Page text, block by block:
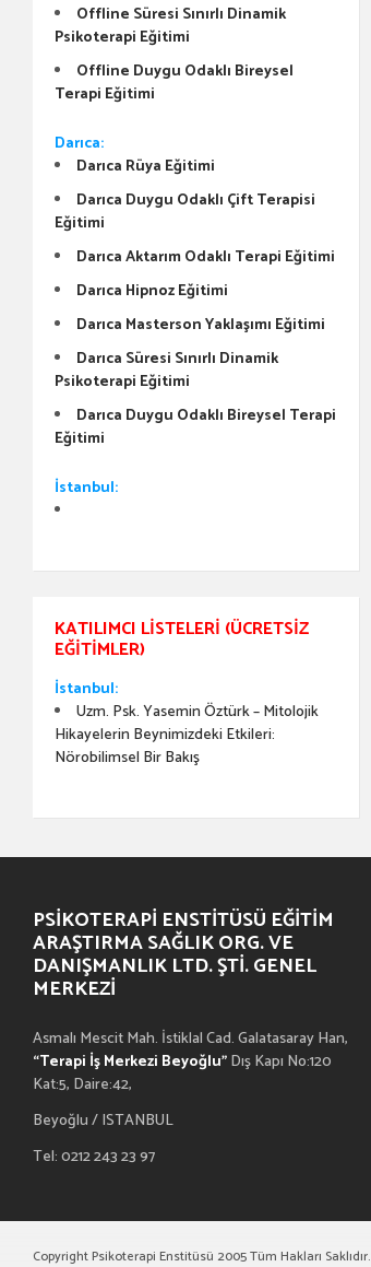
Offline Süresi Sınırlı Dinamik
Psikoterapi Eğitimi
Offline Duygu Odaklı Bireysel
Terapi Eğitimi
Darıca:
Darıca Rüya Eğitimi
Darıca Duygu Odaklı Çift Terapisi
Eğitimi
Darıca Aktarım Odaklı Terapi Eğitimi
Darıca Hipnoz Eğitimi
Darıca Masterson Yaklaşımı Eğitimi
Darıca Süresi Sınırlı Dinamik
Psikoterapi Eğitimi
Darıca Duygu Odaklı Bireysel Terapi
Eğitimi
İstanbul:
KATILIMCI LISTELERI (ÜCRETSIZ
EĞITIMLER)
İstanbul:
Uzm. Psk. Yasemin Öztürk – Mitolojik
Hikayelerin Beynimizdeki Etkileri:
Nörobilimsel Bir Bakış
PSIKOTERAPI ENSTITÜSÜ EĞITIM
ARAŞTIRMA SAĞLIK ORG. VE
DANIŞMANLIK LTD. ŞTI. GENEL
MERKEZI
Asmalı Mescit Mah. İstiklal Cad. Galatasaray Han,
“Terapi İş Merkezi Beyoğlu”Dış Kapı No:120
Kat:5, Daire:42,
Beyoğlu / ISTANBUL
Tel: 0212 243 23 97
Copyright Psikoterapi Enstitüsü 2005 Tüm Hakları Saklıdır.